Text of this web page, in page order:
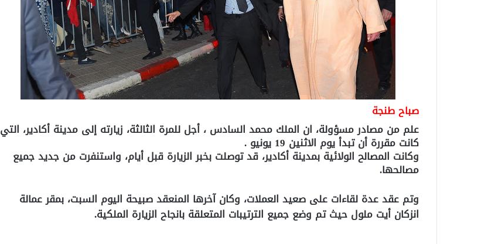
صباح طنجة
علم من مصادر مسؤولة، ان الملك محمد السادس ، أجل للمرة الثالثة، زيارته إلى مدينة أكادير، التي
كانت مقررة أن تبدأ يوم الاثنين 19 يونيو .
وكانت المصالح الولائية بمدينة أكادير، قد توصلت بخبر الزيارة قبل أيام، واستنفرت من جديد جميع
مصالحها.
وتم عقد عدة لقاءات على صعيد العملات، وكان آخرها المنعقد صبيحة اليوم السبت، بمقر عمالة
انزكان أيت ملول حيث تم وضع جميع الترتيبات المتعلقة بانجاح الزيارة الملكية.